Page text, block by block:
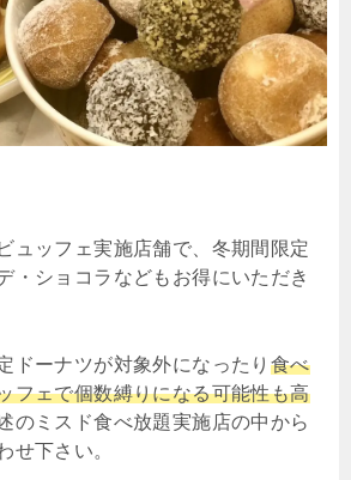
ュッフェ実施店舗で、冬期間限定
・ショコラなどもお得にいただき
ドーナツが対象外になったり 食べ
フェで個数縛りになる可能性も高
のミスド食べ放題実施店の中から
せ下さい。